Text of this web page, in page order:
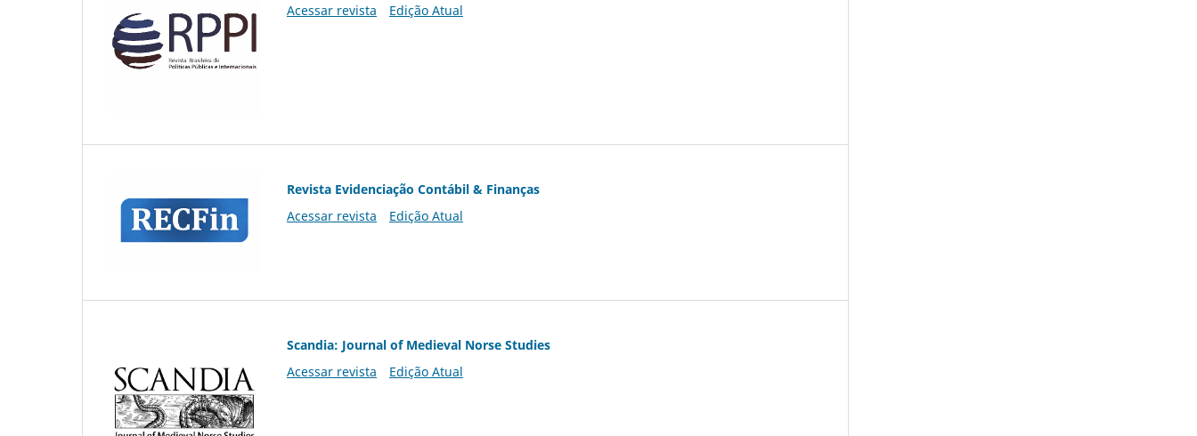
Acessar revista
Edição Atual
Revista Evidenciação Contábil & Finanças
Acessar revista
Edição Atual
Scandia: Journal of Medieval Norse Studies
Acessar revista
Edição Atual